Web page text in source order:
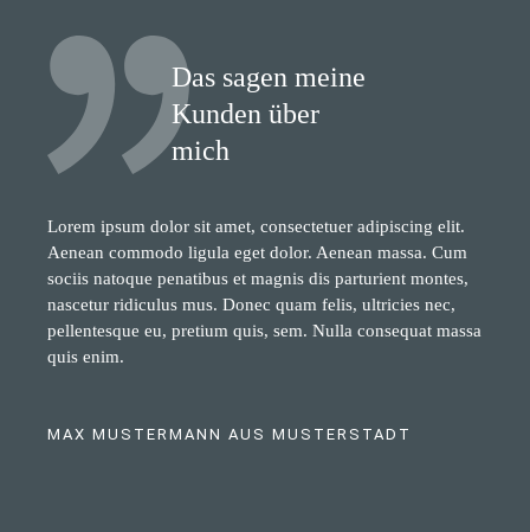
Das sagen meine
Kunden über
mich
Lorem ipsum dolor sit amet, consectetuer adipiscing elit.
Aenean commodo ligula eget dolor. Aenean massa. Cum
sociis natoque penatibus et magnis dis parturient montes,
nascetur ridiculus mus. Donec quam felis, ultricies nec,
pellentesque eu, pretium quis, sem. Nulla consequat massa
quis enim.
MAX MUSTERMANN AUS MUSTERSTADT